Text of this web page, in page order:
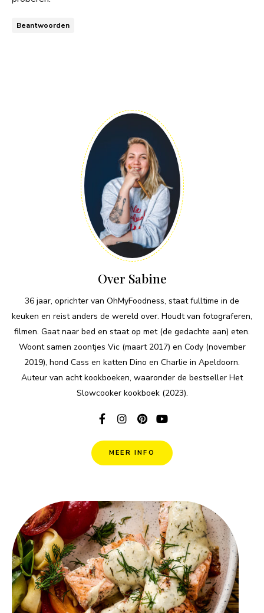
Beantwoorden
Over Sabine
36 jaar, oprichter van OhMyFoodness, staat fulltime in de
keuken en reist anders de wereld over. Houdt van fotograferen,
filmen. Gaat naar bed en staat op met (de gedachte aan) eten.
Woont samen zoontjes Vic (maart 2017) en Cody (november
2019), hond Cass en katten Dino en Charlie in Apeldoorn.
Auteur van acht kookboeken, waaronder de bestseller Het
Slowcooker kookboek (2023).
MEER INFO